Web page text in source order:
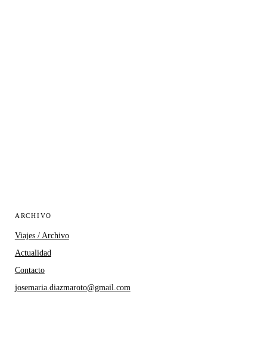
ARCHIVO
Viajes / Archivo
Actualidad
Contacto
josemaria.diazmaroto@gmail.com